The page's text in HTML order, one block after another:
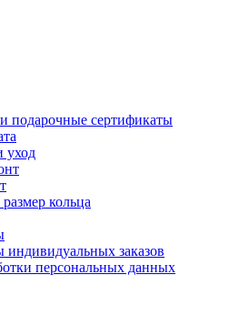
подарочные сертификаты
уход
кольца
индивидуальных заказов
персональных данных